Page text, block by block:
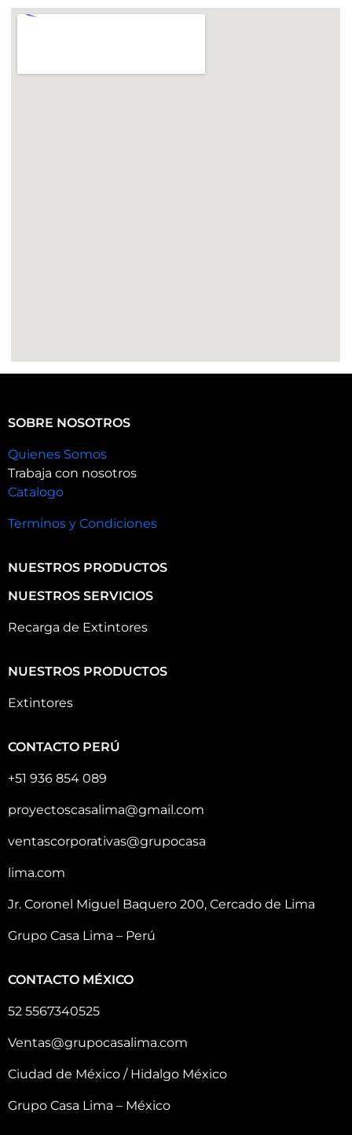
SOBRE NOSOTROS
Quienes Somos
Trabaja con nosotros
Catalogo
Terminos y Condiciones
NUESTROS PRODUCTOS
NUESTROS SERVICIOS
Recarga de Extintores
NUESTROS PRODUCTOS
Extintores
CONTACTO PERÚ
+51 936 854 089
proyectoscasalima@gmail.com
ventascorporativas@grupocasa
lima.com
Jr. Coronel Miguel Baquero 200, Cercado de Lima
Grupo Casa Lima – Perú
CONTACTO MÉXICO
52 5567340525
Ventas@grupocasalima.com
Ciudad de México / Hidalgo México
Grupo Casa Lima – México